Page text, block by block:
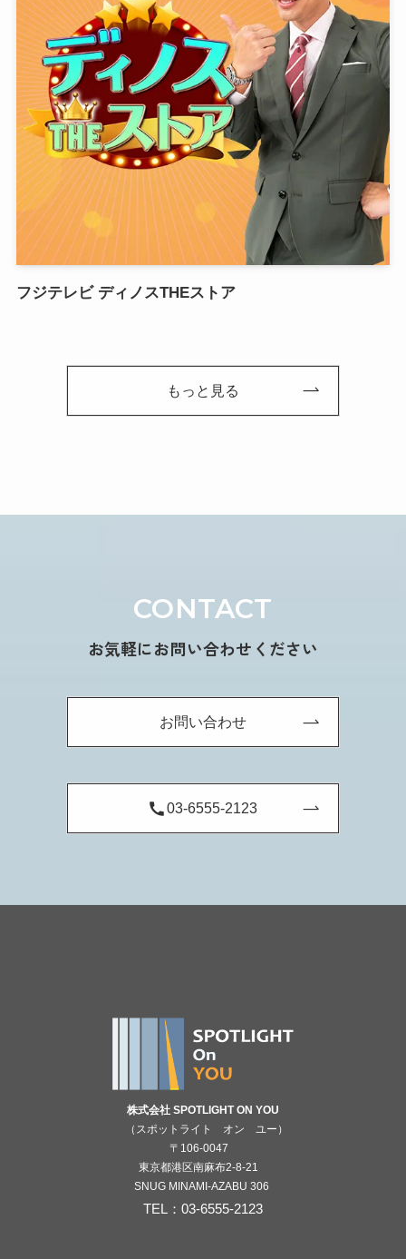
フジテレビ ディノスTHEストア
もっと見る
CONTACT
お気軽にお問い合わせください
お問い合わせ
03-6555-2123
株式会社 SPOTLIGHT ON YOU
（スポットライト オン ユー）
〒106-0047
東京都港区南麻布2-8-21
SNUG MINAMI-AZABU 306
TEL：03-6555-2123